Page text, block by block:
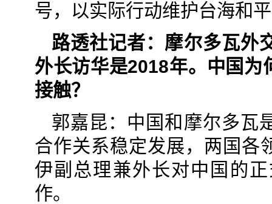
号，以实际行动维护台海和
路透社记者：摩尔多瓦外
外长访华是2018年。中国为
接触？
郭嘉昆：中国和摩尔多瓦
合作关系稳定发展，两国各
伊副总理兼外长对中国的
作。